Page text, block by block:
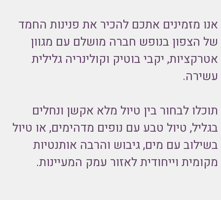
אנו מזמינים אתכם להכיר את פנינות החמד
של הצפון בנופש חברה מושלם עם מגוון
אטרקציות, יקבי בוטיק וקולינריה גלילית
עשירה.
תוכלו לבחור בין טיול מלא אקשן ונחלים
בגליל, טיול טבע עם נופים מדהימים, או טיול
בשילוב עם מים, גיבוש והרבה אותנטיות
מקומית וייחודית לאזור עמק המעיינות.